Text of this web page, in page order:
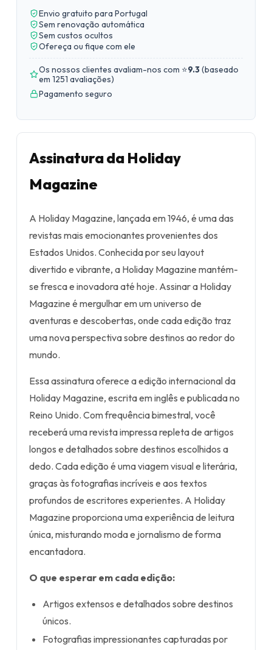
Envio gratuito para Portugal
Sem renovação automática
Sem custos ocultos
Ofereça ou fique com ele
Os nossos clientes avaliam-nos com ⭐9.3(baseado
em 1251 avaliações)
Pagamento seguro
Assinatura da Holiday
Magazine
A Holiday Magazine, lançada em 1946, é uma das
revistas mais emocionantes provenientes dos
Estados Unidos. Conhecida por seu layout
divertido e vibrante, a Holiday Magazine mantém-
se fresca e inovadora até hoje. Assinar a Holiday
Magazine é mergulhar em um universo de
aventuras e descobertas, onde cada edição traz
uma nova perspectiva sobre destinos ao redor do
mundo.
Essa assinatura oferece a edição internacional da
Holiday Magazine, escrita em inglês e publicada no
Reino Unido. Com frequência bimestral, você
receberá uma revista impressa repleta de artigos
longos e detalhados sobre destinos escolhidos a
dedo. Cada edição é uma viagem visual e literária,
graças às fotografias incríveis e aos textos
profundos de escritores experientes. A Holiday
Magazine proporciona uma experiência de leitura
única, misturando moda e jornalismo de forma
encantadora.
O que esperar em cada edição:
Artigos extensos e detalhados sobre destinos
únicos.
Fotografias impressionantes capturadas por